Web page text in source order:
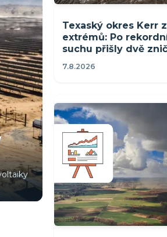
Texaský okres Kerr
extrémů: Po
suchu přišly dvě
7.8.2026